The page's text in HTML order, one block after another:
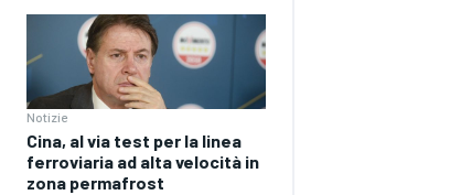
Notizie
Cina, al via test per la linea
ferroviaria ad alta velocità in
zona permafrost